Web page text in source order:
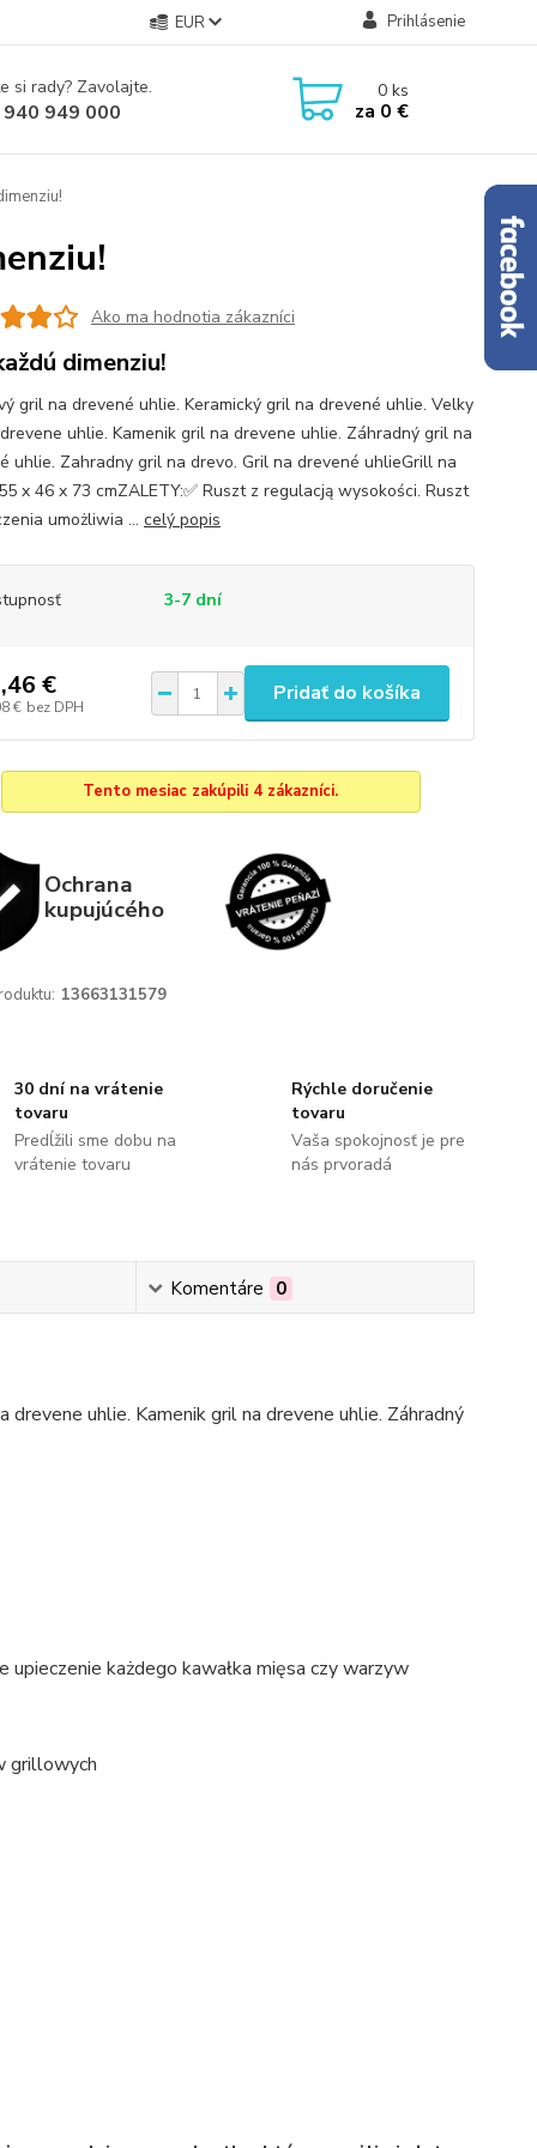
EUR Prihlásenie
si rady? Zavolajte.
949 000
0ks
za 0 €
Ako ma hodnotia zákazníci
dimenziu!
gril na drevené uhlie. Keramický gril na drevené uhlie. Velky
uhlie. Kamenik gril na drevene uhlie. Záhradný gril na
uhlie. Zahradny gril na drevo. Gril na drevené uhlieGrill na
x 46 x 73 cmZALETY:✅ Ruszt z regulacją wysokości. Ruszt
umożliwia ... celý popis
3-7 dní
€
€ bez DPH
Pridať do košíka
Tento mesiac zakúpili 4 zákazníci.
Ochrana
kupujúcého
13663131579
30 dní na vrátenie
tovaru
Predĺžili sme dobu na
vrátenie tovaru
Rýchle doručenie
tovaru
Vaša spokojnosť je pre
nás prvoradá
Komentáre 0
uhlie. Kamenik gril na drevene uhlie. Záhradný
każdego kawałka mięsa czy warzyw
grillowych